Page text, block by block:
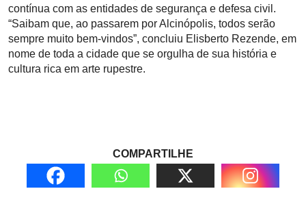
contínua com as entidades de segurança e defesa civil.
“Saibam que, ao passarem por Alcinópolis, todos serão
sempre muito bem-vindos”, concluiu Elisberto Rezende, em
nome de toda a cidade que se orgulha de sua história e
cultura rica em arte rupestre.
COMPARTILHE